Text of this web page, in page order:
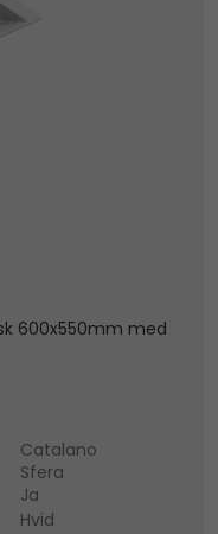
600x550mm med
Catalano
Sfera
Ja
Hvid